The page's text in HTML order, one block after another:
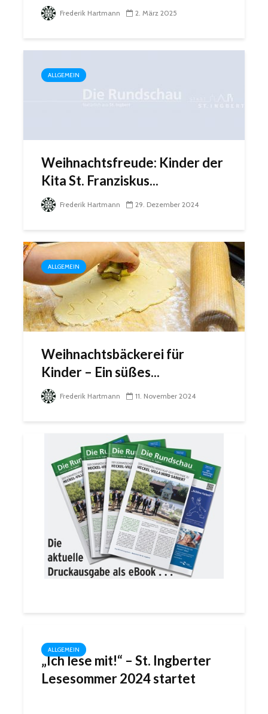
Frederik Hartmann 2. März 2025
ALLGEMEIN
Weihnachtsfreude: Kinder der
Kita St. Franziskus...
Frederik Hartmann 29. Dezember 2024
ALLGEMEIN
Weihnachtsbäckerei für
Kinder – Ein süßes...
Frederik Hartmann 11. November 2024
ALLGEMEIN
„Ich lese mit!“ – St. Ingberter
Lesesommer 2024 startet